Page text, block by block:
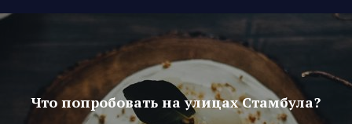
Что попробовать на улицах Стамбула?